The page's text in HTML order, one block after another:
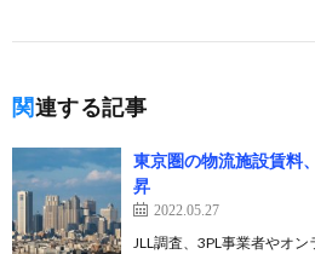
関連する記事
東京圏の物流施設賃料
昇
2022.05.27
JLL調査、3PL事業者やオ